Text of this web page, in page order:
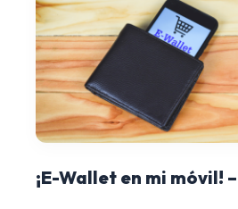
¡E-Wallet en mi móvil!